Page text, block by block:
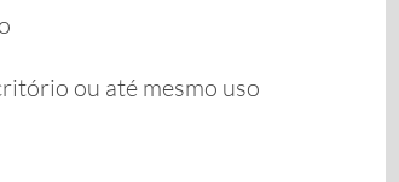
ou até mesmo uso